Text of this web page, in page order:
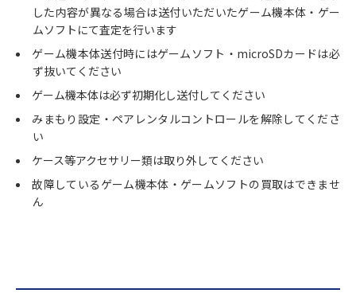
した内容が異なる場合は送付いただいたゲーム機本体・ゲー
ムソフトにて査定を行います
ゲーム機本体送付時にはゲームソフト・microSDカードは必
ず抜いてください
ゲーム機本体は必ず初期化し送付してください
みまもり設定・ペアレンタルコントロールを解除してくださ
い
ケース等アクセサリー類は取り外してください
故障しているゲーム機本体・ゲームソフトの買取はできませ
ん